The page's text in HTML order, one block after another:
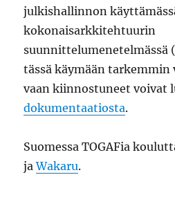
julkishallinnon
kokonaisarkkitehtuurin
suunnittelumenetelmässä
tässä käymään
vaan kiinnostuneet voivat
dokumentaatiosta.
Suomessa TOGAFia
jaWakaru.